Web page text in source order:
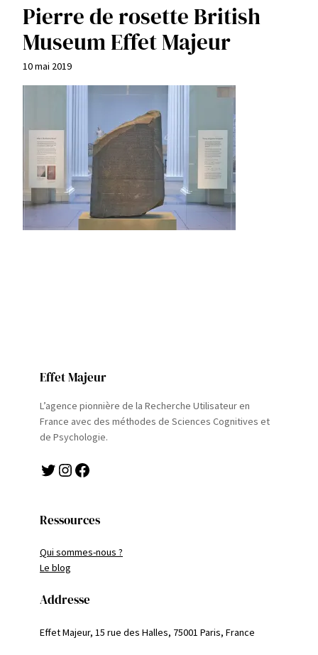
Pierre de rosette British
Museum Effet Majeur
10 mai 2019
Effet Majeur
L’agence pionnière de la Recherche Utilisateur en
France avec des méthodes de Sciences Cognitives et
de Psychologie.
Twitter Instagram Facebook
Ressources
Qui sommes-nous ?
Le blog
Addresse
Effet Majeur, 15 rue des Halles, 75001 Paris, France